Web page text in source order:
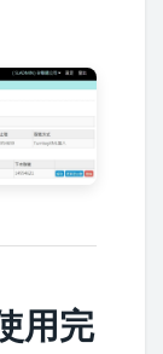
用完